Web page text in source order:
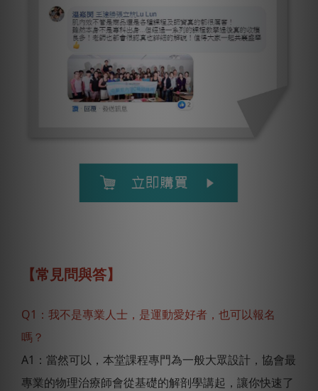
【常見問與答】
Q1：我不是專業人士，是運動愛好者，也可以報名
嗎？
A1：當然可以，本堂課程專門為一般大眾設計，協會最
專業的物理治療師會從基礎的解剖學講起，讓你快速了